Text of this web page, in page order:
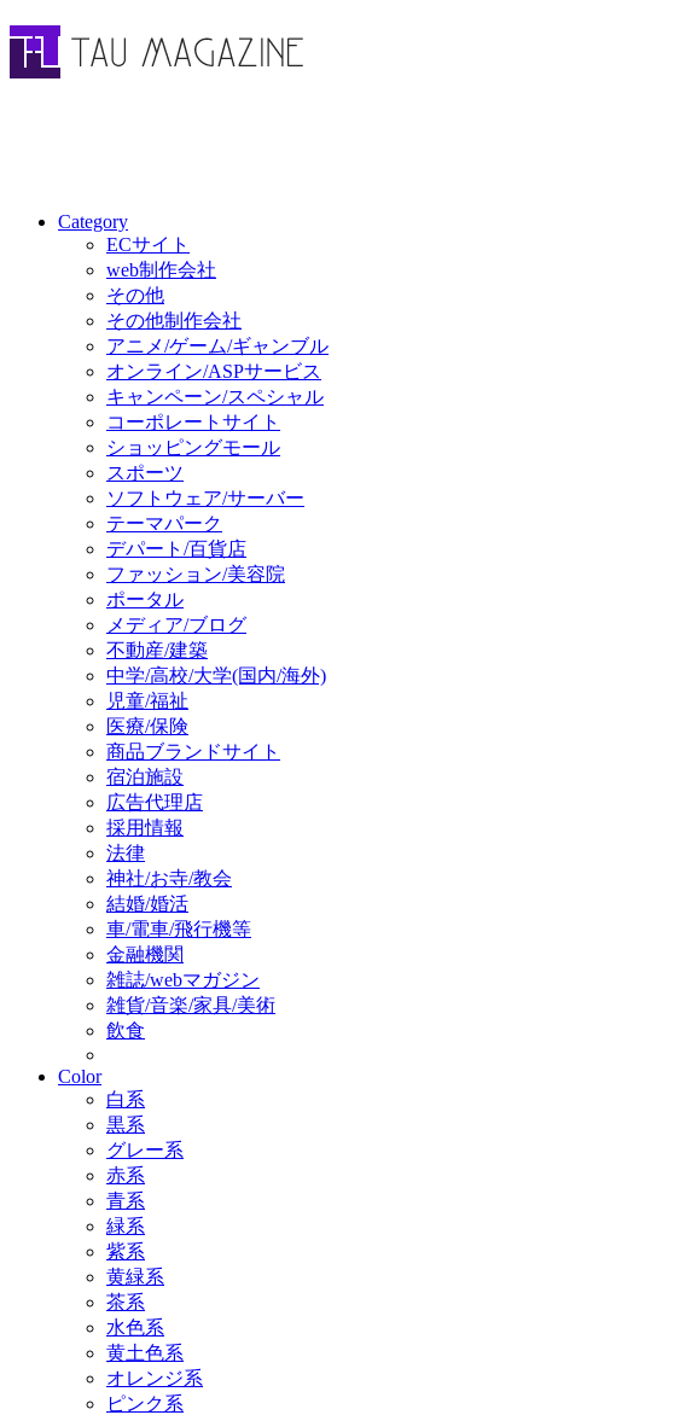
Category
ECサイト
web制作会社
その他
その他制作会社
アニメ/ゲーム/ギャンブル
オンライン/ASPサービス
キャンペーン/スペシャル
コーポレートサイト
ショッピングモール
スポーツ
ソフトウェア/サーバー
テーマパーク
デパート/百貨店
ファッション/美容院
ポータル
メディア/ブログ
不動産/建築
中学/高校/大学(国内/海外)
児童/福祉
医療/保険
商品ブランドサイト
宿泊施設
広告代理店
採用情報
法律
神社/お寺/教会
結婚/婚活
車/電車/飛行機等
金融機関
雑誌/webマガジン
雑貨/音楽/家具/美術
飲食
Color
白系
黒系
グレー系
赤系
青系
緑系
紫系
黄緑系
茶系
水色系
黄土色系
オレンジ系
ピンク系